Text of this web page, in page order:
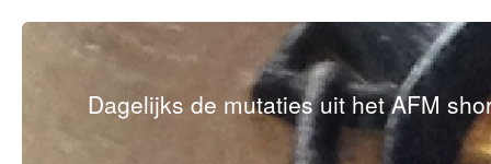
Dagelijks de mutaties uit het AFM